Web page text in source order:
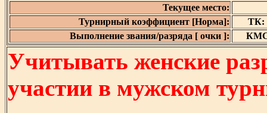
Текущее место:
Турнирный коэффициент [Норма]:
ТК:
Выполнение звания/разряда [ очки ]:
КМС
Учитывать женские
участии в мужском